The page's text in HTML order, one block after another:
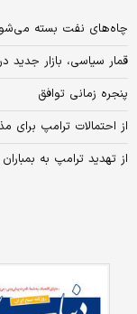
چاه‌های نفت بسته
قمار سیاسی، بازار جدید
پنجره زمانی توافق
از احتمالات ترامپ برای
از تهدید ترامپ به